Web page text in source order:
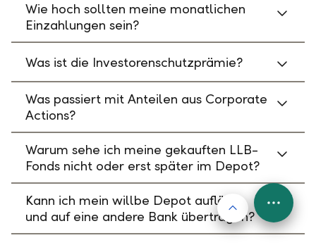
Wie hoch sollten meine monatlichen
Einzahlungen sein?
Was ist die Investorenschutzprämie?
Was passiert mit Anteilen aus Corporate
Actions?
Warum sehe ich meine gekauften LLB-
Fonds nicht oder erst später im Depot?
Kann ich mein willbe Depot auflösen
und auf eine andere Bank übertragen?
Nach oben
FAB
Menu